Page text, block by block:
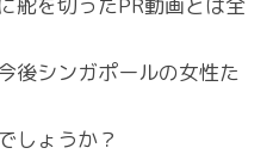
後シンガポールの女性た
しょうか？